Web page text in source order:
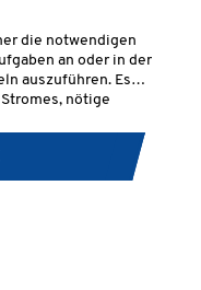
die notwendigen
an oder in der
auszuführen. Es
nötige
können.